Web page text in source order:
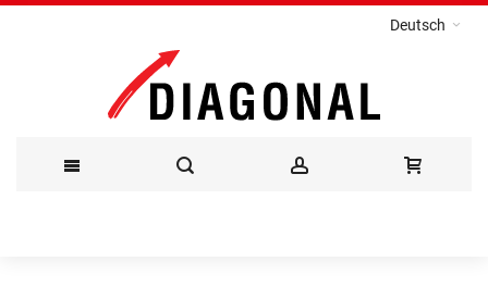
Deutsch